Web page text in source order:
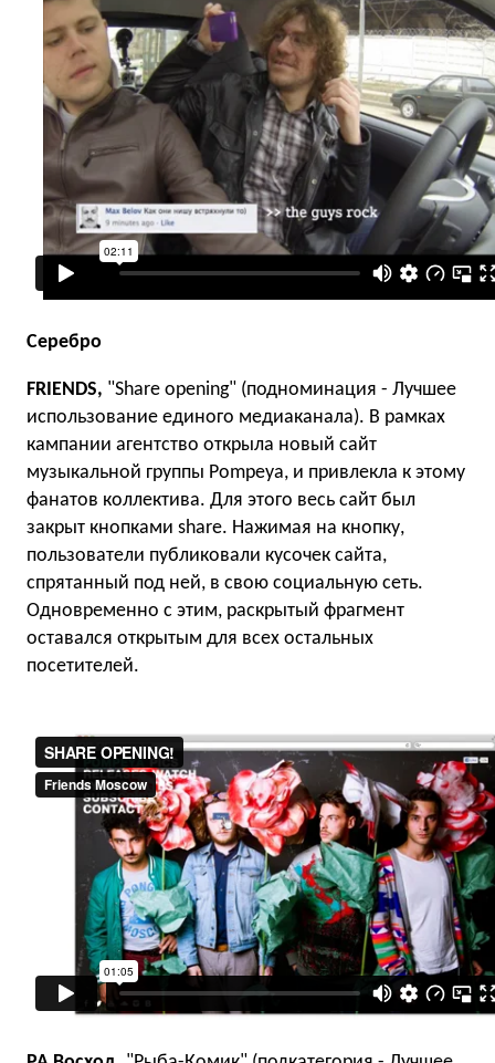
Серебро
FRIENDS, "Share opening" (подноминация - Лучшее
использование единого медиаканала). В рамках
кампании агентство открыла новый сайт
музыкальной группы Pompeya, и привлекла к этому
фанатов коллектива. Для этого весь сайт был
закрыт кнопками share. Нажимая на кнопку,
пользователи публиковали кусочек сайта,
спрятанный под ней, в свою социальную сеть.
Одновременно с этим, раскрытый фрагмент
оставался открытым для всех остальных
посетителей.